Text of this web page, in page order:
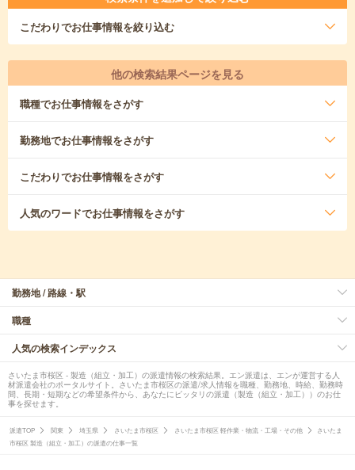
こだわりでお仕事情報を絞り込む
他の検索結果ページを見る
職種でお仕事情報をさがす
勤務地でお仕事情報をさがす
こだわりでお仕事情報をさがす
人気のワードでお仕事情報をさがす
勤務地 / 路線・駅
職種
人気の検索インデックス
さいたま市桜区 - 製造（組立・加工）の派遣情報の検索結果。エン派遣は、エンが運営する人
材派遣会社のポータルサイト。さいたま市桜区の派遣/求人情報を職種、勤務地、時給、勤務時
間、長期・短期などの希望条件から、あなたにピッタリの派遣（製造（組立・加工））のお仕
事を探せます。
派遣TOP 関東 埼玉県 さいたま市桜区 さいたま市桜区 軽作業・物流・工場・その他
さいたま
市桜区 製造（組立・加工）の派遣の仕事一覧